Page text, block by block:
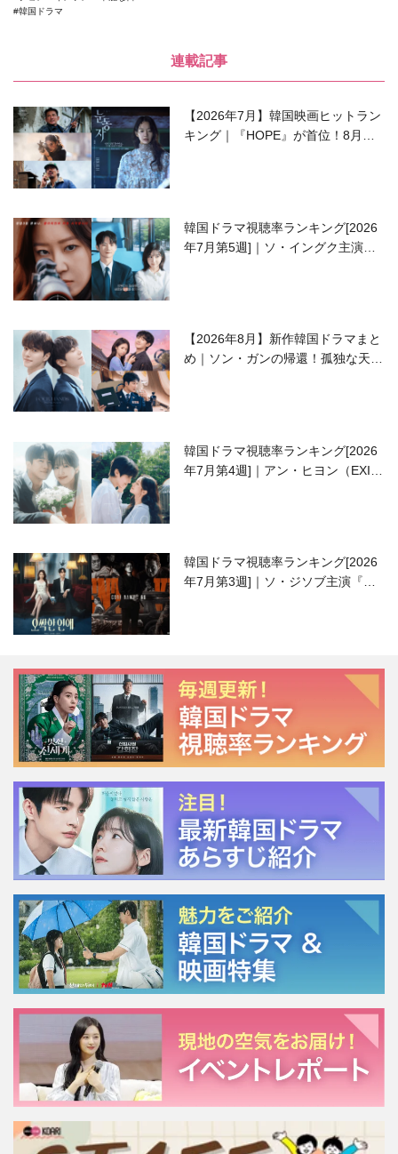
韓国ドラマ
連載記事
【2026年7月】韓国映画ヒットラン
キング｜『HOPE』が首位！8月公
韓国ドラマ視聴率ランキング[2026
年7月第5週]｜ソ・イングク主演の
【2026年8月】新作韓国ドラマまと
め｜ソン・ガンの帰還！孤独な天才
韓国ドラマ視聴率ランキング[2026
年7月第4週]｜アン・ヒヨン（EXID
韓国ドラマ視聴率ランキング[2026
年7月第3週]｜ソ・ジソブ主演『エ